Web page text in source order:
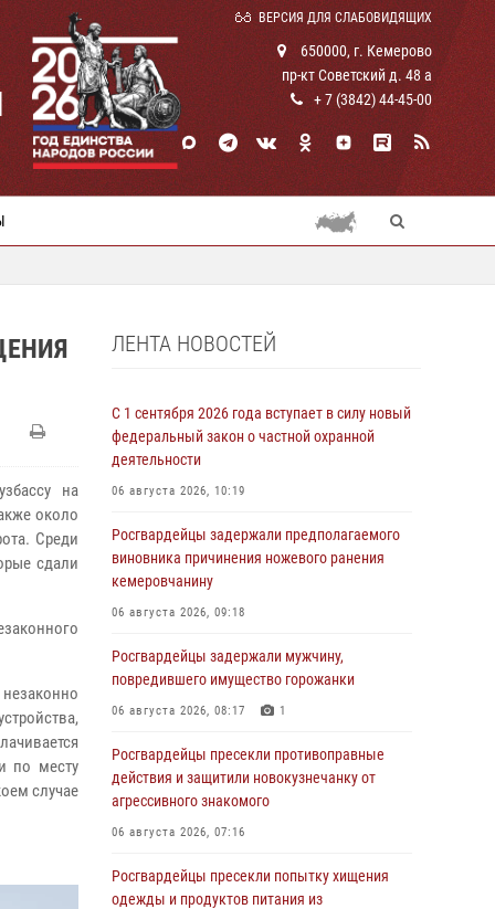
ВЕРСИЯ ДЛЯ СЛАБОВИДЯЩИХ
650000, г. Кемерово
пр-кт Советский д. 48 а
+ 7 (3842) 44-45-00
на
около
Среди
сдали
по месту
случае
ЛЕНТА НОВОСТЕЙ
С 1 сентября 2026 года вступает в силу новый
федеральный закон о частной охранной
деятельности
06 августа 2026, 10:19
Росгвардейцы задержали предполагаемого
виновника причинения ножевого ранения
кемеровчанину
06 августа 2026, 09:18
Росгвардейцы задержали мужчину,
повредившего имущество горожанки
06 августа 2026, 08:17 1
Росгвардейцы пресекли противоправные
действия и защитили новокузнечанку от
агрессивного знакомого
06 августа 2026, 07:16
Росгвардейцы пресекли попытку хищения
одежды и продуктов питания из